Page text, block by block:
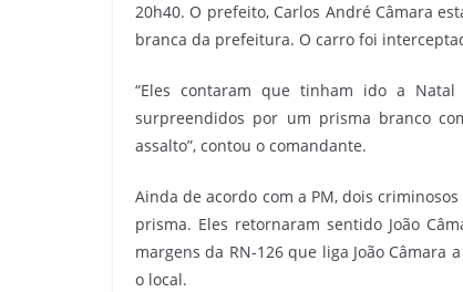
20h40. O prefeito, Carlos André Câmara
branca da prefeitura. O carro foi
“Eles contaram que tinham ido a
surpreendidos por um prisma branco
assalto”, contou o comandante.
Ainda de acordo com a PM, dois
prisma. Eles retornaram sentido João
margens da RN-126 que liga João
o local.